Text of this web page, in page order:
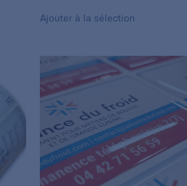
Ajouter à la sélection